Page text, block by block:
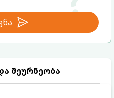
მეურნეობა